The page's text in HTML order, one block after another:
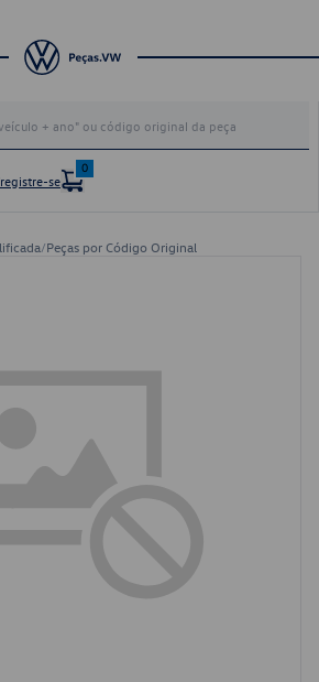
se
0
/Peças por Código Original